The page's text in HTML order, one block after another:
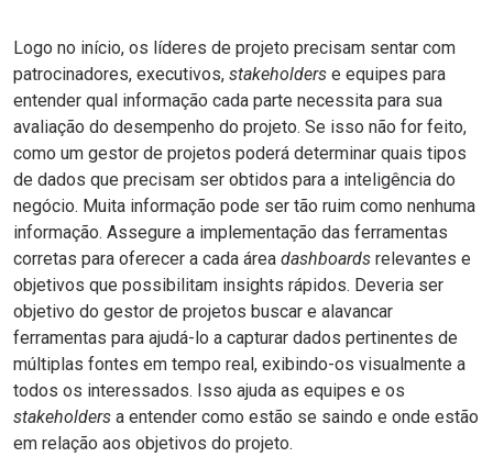
Logo no início, os líderes de projeto precisam sentar com
patrocinadores, executivos, stakeholders e equipes para
entender qual informação cada parte necessita para sua
avaliação do desempenho do projeto. Se isso não for feito,
como um gestor de projetos poderá determinar quais tipos
de dados que precisam ser obtidos para a inteligência do
negócio. Muita informação pode ser tão ruim como nenhuma
informação. Assegure a implementação das ferramentas
corretas para oferecer a cada área dashboards relevantes e
objetivos que possibilitam insights rápidos. Deveria ser
objetivo do gestor de projetos buscar e alavancar
ferramentas para ajudá-lo a capturar dados pertinentes de
múltiplas fontes em tempo real, exibindo-os visualmente a
todos os interessados. Isso ajuda as equipes e os
stakeholders a entender como estão se saindo e onde estão
em relação aos objetivos do projeto.